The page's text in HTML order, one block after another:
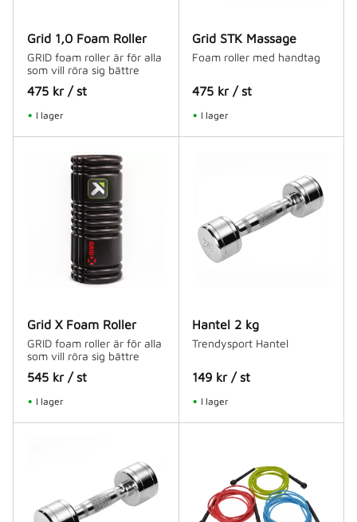
Grid 1,0 Foam Roller
GRID foam roller är för alla
som vill röra sig bättre
475kr /st
I lager
Grid STK Massage
Foam roller med handtag
475 kr /st
I lager
Grid X Foam Roller
GRID foam roller är för alla
som vill röra sig bättre
545kr /st
I lager
Hantel 2 kg
Trendysport Hantel
149 kr /st
I lager